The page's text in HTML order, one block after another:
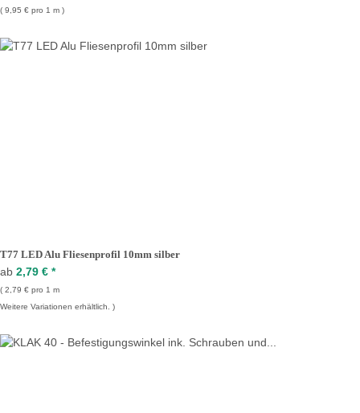
9,95 € pro 1 m
T77 LED Alu Fliesenprofil 10mm silber
ab 2,79 € *
2,79 € pro 1 m
Weitere Variationen erhältlich.